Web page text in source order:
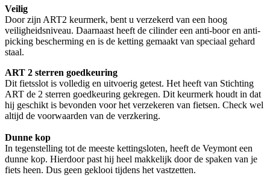
Veilig
Door zijn ART2 keurmerk, bent u verzekerd van een hoog
veiligheidsniveau. Daarnaast heeft de cilinder een anti-boor en anti-
picking bescherming en is de ketting gemaakt van speciaal gehard
staal.
ART 2 sterren goedkeuring
Dit fietsslot is volledig en uitvoerig getest. Het heeft van Stichting
ART de 2 sterren goedkeuring gekregen. Dit keurmerk houdt in dat
hij geschikt is bevonden voor het verzekeren van fietsen. Check wel
altijd de voorwaarden van de verzkering.
Dunne kop
In tegenstelling tot de meeste kettingsloten, heeft de Veymont een
dunne kop. Hierdoor past hij heel makkelijk door de spaken van je
fiets heen. Dus geen geklooi tijdens het vastzetten.